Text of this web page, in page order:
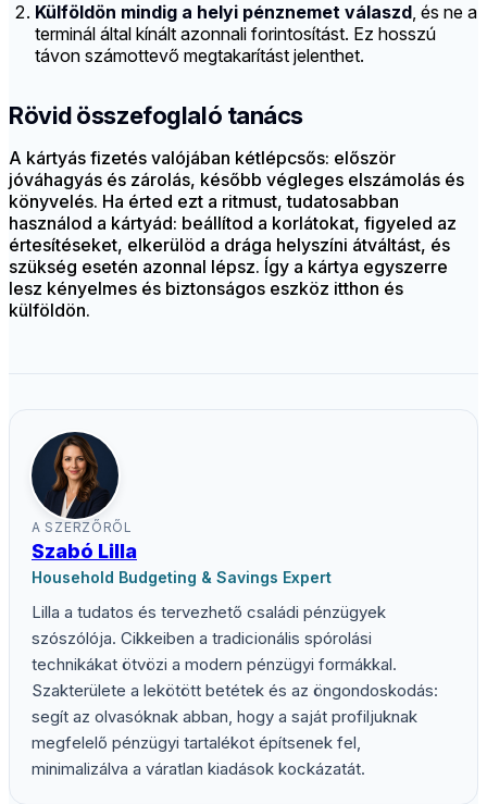
Külföldön mindig a helyi pénznemet válaszd, és ne a
terminál által kínált azonnali forintosítást. Ez hosszú
távon számottevő megtakarítást jelenthet.
Rövid összefoglaló tanács
A kártyás fizetés valójában kétlépcsős: először
jóváhagyás és zárolás, később végleges elszámolás és
könyvelés. Ha érted ezt a ritmust, tudatosabban
használod a kártyád: beállítod a korlátokat, figyeled az
értesítéseket, elkerülöd a drága helyszíni átváltást, és
szükség esetén azonnal lépsz. Így a kártya egyszerre
lesz kényelmes és biztonságos eszköz itthon és
külföldön.
A SZERZŐRŐL
Szabó Lilla
Household Budgeting & Savings Expert
Lilla a tudatos és tervezhető családi pénzügyek
szószólója. Cikkeiben a tradicionális spórolási
technikákat ötvözi a modern pénzügyi formákkal.
Szakterülete a lekötött betétek és az öngondoskodás:
segít az olvasóknak abban, hogy a saját profiljuknak
megfelelő pénzügyi tartalékot építsenek fel,
minimalizálva a váratlan kiadások kockázatát.